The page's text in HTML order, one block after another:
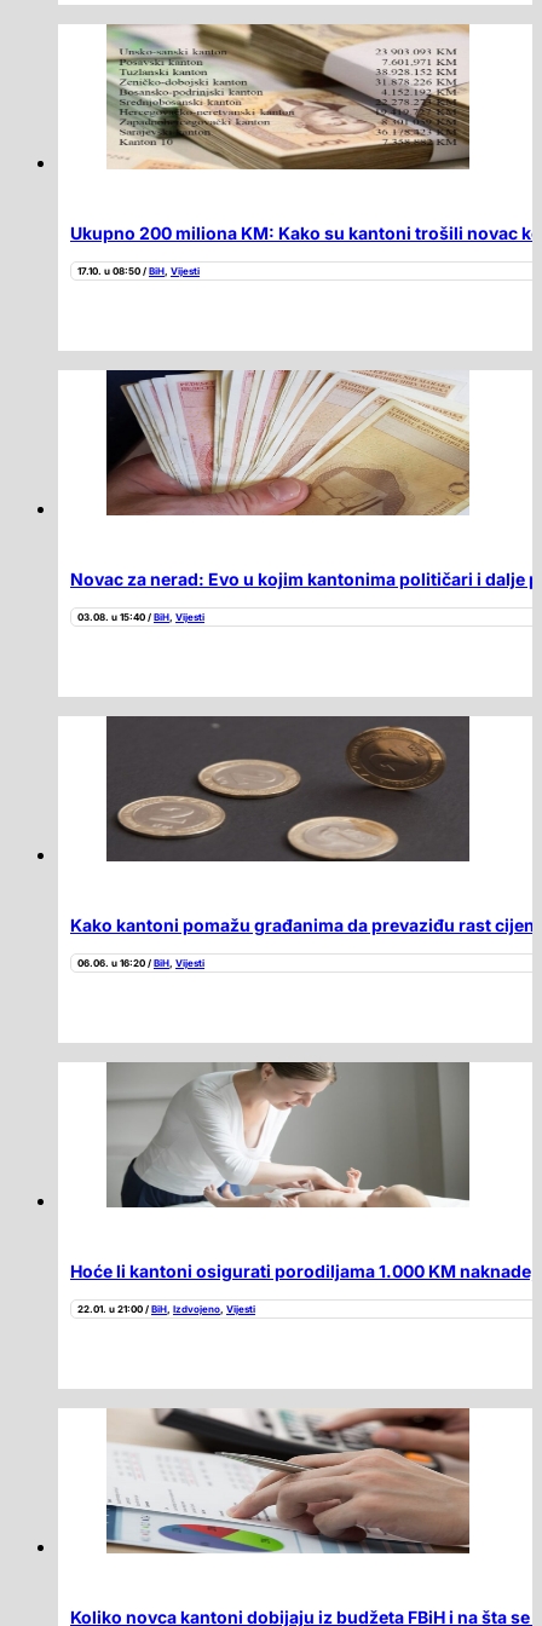
Ukupno 200 miliona KM: Kako su kantoni trošili novac
17.10. u 08:50 / BiH, Vijesti
Novac za nerad: Evo u kojim kantonima političari i dalje
03.08. u 15:40 / BiH, Vijesti
Kako kantoni pomažu građanima da prevaziđu rast
06.06. u 16:20 / BiH, Vijesti
Hoće li kantoni osigurati porodiljama 1.000 KM
22.01. u 21:00 / BiH, Izdvojeno, Vijesti
Koliko novca kantoni dobijaju iz budžeta FBiH i na šta se